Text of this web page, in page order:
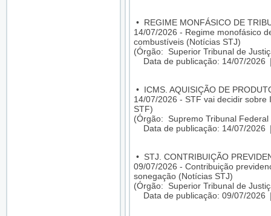
• REGIME MONFÁSICO DE
14/07/2026 - Regime monofásico
combustíveis (Notícias STJ)
(Órgão: Superior Tribunal de
Data de publicação: 14/07/2026
• ICMS. AQUISIÇÃO DE
14/07/2026 - STF vai decidir
STF)
(Órgão: Supremo Tribunal Federal
Data de publicação: 14/07/2026
• STJ. CONTRIBUIÇÃO
09/07/2026 - Contribuição
sonegação (Notícias STJ)
(Órgão: Superior Tribunal de
Data de publicação: 09/07/2026